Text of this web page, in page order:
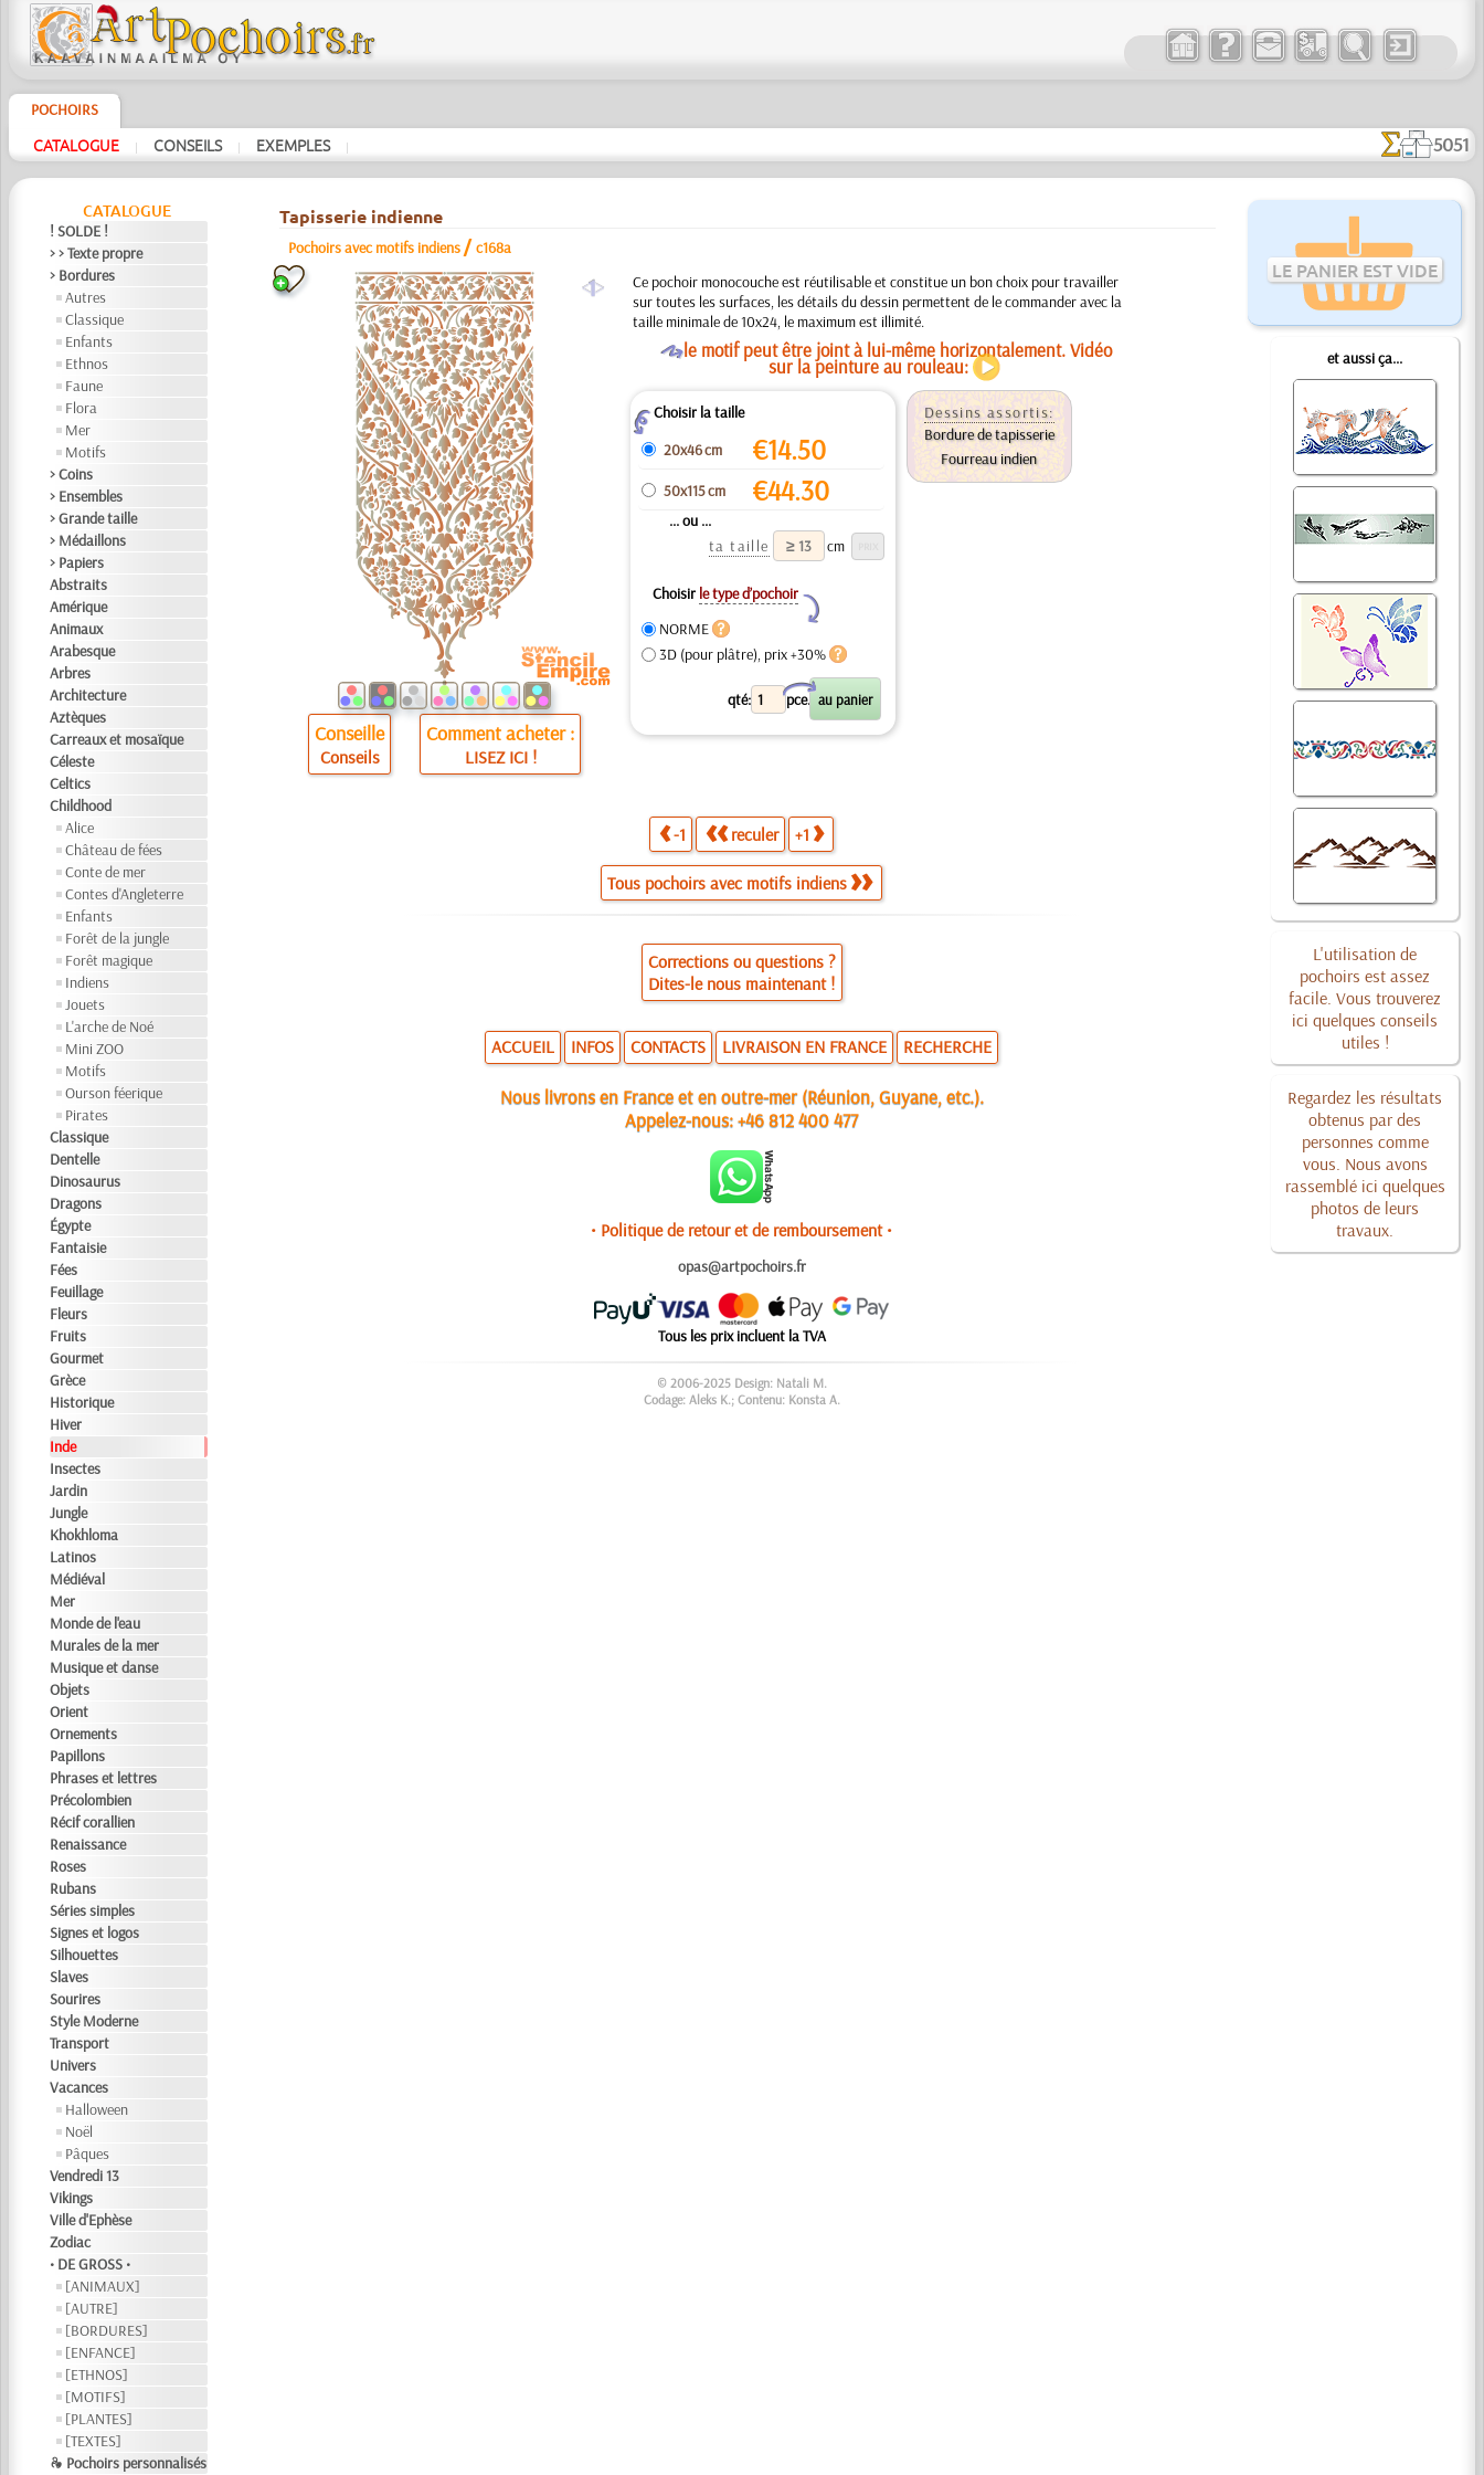
POCHOIRS
CATALOGUE | CONSEILS | EXEMPLES | 5051
CATALOGUE
! SOLDE !
> > Texte propre
> Bordures
Autres
Classique
Enfants
Ethnos
Faune
Flora
Mer
Motifs
> Coins
> Ensembles
> Grande taille
> Médaillons
> Papiers
Abstraits
Amérique
Animaux
Arabesque
Arbres
Architecture
Aztèques
Carreaux et mosaïque
Céleste
Celtics
Childhood
Alice
Château de fées
Conte de mer
Contes d'Angleterre
Enfants
Forêt de la jungle
Forêt magique
Indiens
Jouets
L'arche de Noé
Mini ZOO
Motifs
Ourson féerique
Pirates
Classique
Dentelle
Dinosaurus
Dragons
Égypte
Fantaisie
Fées
Feuillage
Fleurs
Fruits
Gourmet
Grèce
Historique
Hiver
Inde
Insectes
Jardin
Jungle
Khokhloma
Latinos
Médiéval
Mer
Monde de l'eau
Murales de la mer
Musique et danse
Objets
Orient
Ornements
Papillons
Phrases et lettres
Précolombien
Récif corallien
Renaissance
Roses
Rubans
Séries simples
Signes et logos
Silhouettes
Slaves
Sourires
Style Moderne
Transport
Univers
Vacances
Halloween
Noël
Pâques
Vendredi 13
Vikings
Ville d'Ephèse
Zodiac
• DE GROSS •
[ANIMAUX]
[AUTRE]
[BORDURES]
[ENFANCE]
[ETHNOS]
[MOTIFS]
[PLANTES]
[TEXTES]
❧ Pochoirs personnalisés
LE PANIER EST VIDE
et aussi ça...
L'utilisation de
pochoirs est assez
facile. Vous trouverez
ici quelques conseils
utiles !
Regardez les résultats
obtenus par des
personnes comme
vous. Nous avons
rassemblé ici quelques
photos de leurs
travaux.
Tapisserie indienne
Pochoirs avec motifs indiens /c168a
a
Conseille
Conseils
Comment acheter :
LISEZ ICI !
Ce pochoir monocouche est réutilisable et constitue un bon choix pour travailler
sur toutes les surfaces, les détails du dessin permettent de le commander avec la
taille minimale de 10x24, le maximum est illimité.
Ole motif peut être joint à lui-même horizontalement. Vidéo
sur la peinture au rouleau:
ZChoisir la taille
20x46 cm
€14.50
50x115 cm €44.30
... ou ...
ta taille
cm
Choisir le type d’pochoir
Y
NORME
3D (pour plâtre), prix +30%
qté: pce.
X
Dessins assortis:
Bordure de tapisserie
Fourreau indien
-1 reculer +1
Tous pochoirs avec motifs indiens
Corrections ou questions ?
Dites-le nous maintenant !
ACCUEIL INFOS CONTACTS LIVRAISON EN FRANCE RECHERCHE
Nous livrons en France et en outre-mer (Réunion, Guyane, etc.).
Appelez-nous:+46 812 400 477
• Politique de retour et de remboursement •
opas@artpochoirs.fr
Tous les prix incluent la TVA
© 2006-2025 Design: Natali M.
Codage: Aleks K.; Contenu: Konsta A.